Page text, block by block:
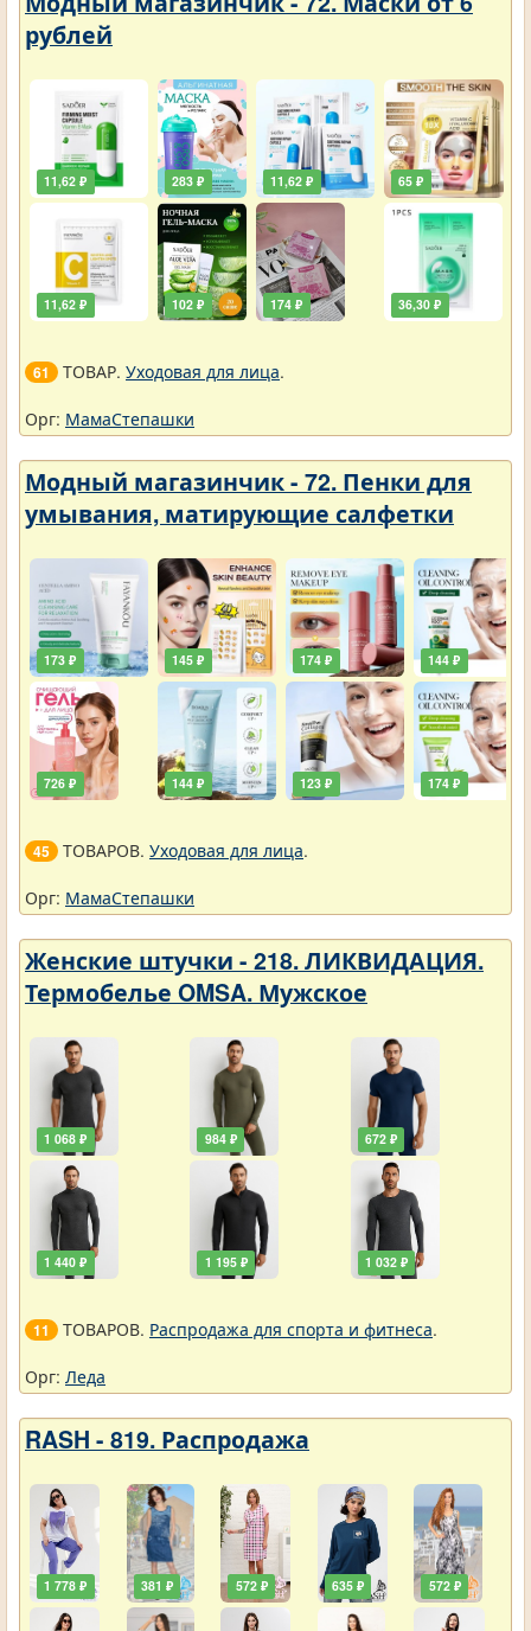
рублей
11,62 ₽
11,62 ₽
283 ₽
102 ₽
11,62 ₽
174 ₽
65 ₽
36,30 ₽
61 ТОВАР. Уходовая для лица.
Орг: МамаСтепашки
Модный магазинчик - 72. Пенки для
умывания, матирующие салфетки
173 ₽
726 ₽
145 ₽
144 ₽
174 ₽
123 ₽
144 ₽
174 ₽
45 ТОВАРОВ. Уходовая для лица.
Орг: МамаСтепашки
Женские штучки - 218. ЛИКВИДАЦИЯ.
Термобелье OMSA. Мужское
1 068 ₽
1 440 ₽
984 ₽
1 195 ₽
672 ₽
1 032 ₽
11 ТОВАРОВ. Распродажа для спорта и фитнеса.
Орг: Леда
RASH - 819. Распродажа
1 778 ₽ 381 ₽ 572 ₽ 635 ₽ 572 ₽